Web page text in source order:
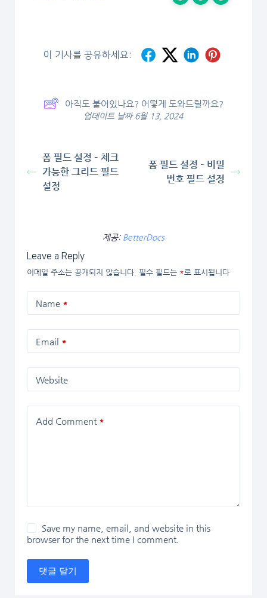
이 기사를 공유하세요:
아직도 붙어있나요? 어떻게 도와드릴까요?
업데이트 날짜 6월 13, 2024
폼 필드 설정 – 체크
가능한 그리드 필드
설정
폼 필드 설정 – 비밀
번호 필드 설정
제공: BetterDocs
Leave a Reply
이메일 주소는 공개되지 않습니다. 필수 필드는 *로 표시됩니다
Name *
Email *
Website
Add Comment *
Save my name, email, and website in this
browser for the next time I comment.
댓글 달기